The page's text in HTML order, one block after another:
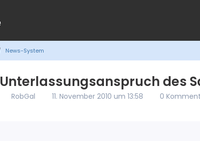
News-System
Unterlassungsanspruch des
RobGal 11. November 2010 um 13:58 0